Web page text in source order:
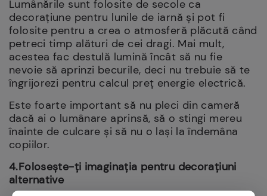
Lumânările sunt folosite de secole ca
decorațiune pentru lunile de iarnă și pot fi
folosite pentru a crea o atmosferă plăcută când
petreci timp alături de cei dragi. Mai mult,
acestea fac destulă lumină încât să nu fie
nevoie să aprinzi becurile, deci nu trebuie să te
îngrijorezi pentru calcul preț energie electrică.
Este foarte important să nu pleci din cameră
dacă ai o lumânare aprinsă, să o stingi mereu
înainte de culcare și să nu o lași la îndemâna
copiilor.
4.Folosește-ți imaginația pentru decorațiuni
alternative